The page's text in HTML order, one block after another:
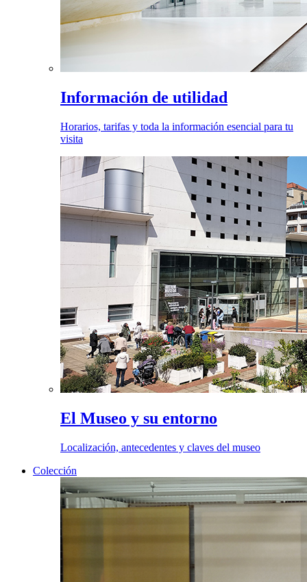
Información de utilidad
Horarios, tarifas y toda la información esencial para tu
visita
El Museo y su entorno
Localización, antecedentes y claves del museo
Colección